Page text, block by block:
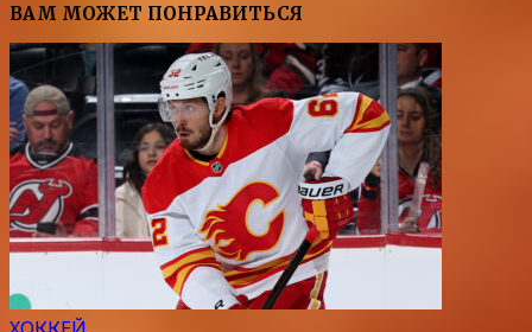
ВАМ МОЖЕТ ПОНРАВИТЬСЯ